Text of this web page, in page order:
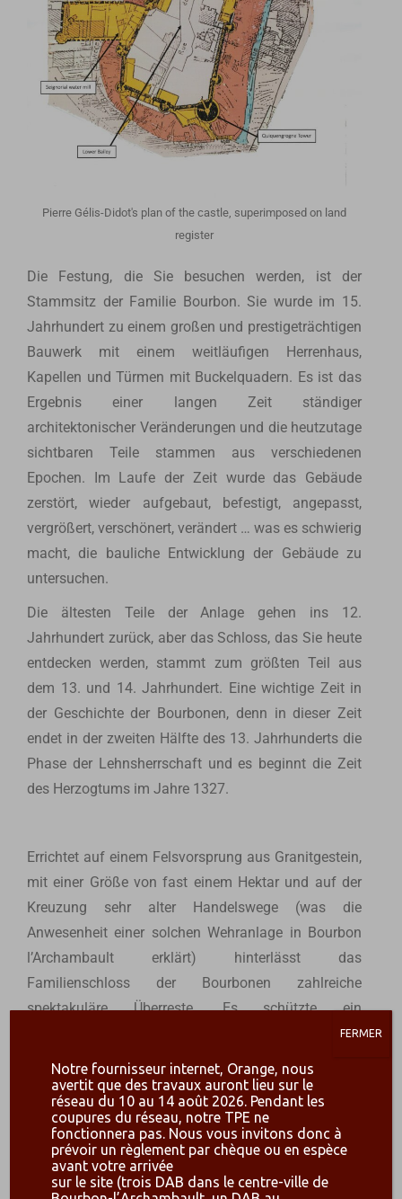
Pierre Gélis-Didot's plan of the castle, superimposed on land
register
Die Festung, die Sie besuchen werden, ist der
Stammsitz der Familie Bourbon. Sie wurde im 15.
Jahrhundert zu einem großen und prestigeträchtigen
Bauwerk mit einem weitläufigen Herrenhaus,
Kapellen und Türmen mit Buckelquadern. Es ist das
Ergebnis einer langen Zeit ständiger
architektonischer Veränderungen und die heutzutage
sichtbaren Teile stammen aus verschiedenen
Epochen. Im Laufe der Zeit wurde das Gebäude
zerstört, wieder aufgebaut, befestigt, angepasst,
vergrößert, verschönert, verändert … was es schwierig
macht, die bauliche Entwicklung der Gebäude zu
untersuchen.
Die ältesten Teile der Anlage gehen ins 12.
Jahrhundert zurück, aber das Schloss, das Sie heute
entdecken werden, stammt zum größten Teil aus
dem 13. und 14. Jahrhundert. Eine wichtige Zeit in
der Geschichte der Bourbonen, denn in dieser Zeit
endet in der zweiten Hälfte des 13. Jahrhunderts die
Phase der Lehnsherrschaft und es beginnt die Zeit
des Herzogtums im Jahre 1327.
Errichtet auf einem Felsvorsprung aus Granitgestein,
mit einer Größe von fast einem Hektar und auf der
Kreuzung sehr alter Handelswege (was die
Anwesenheit einer solchen Wehranlage in Bourbon
l’Archambault erklärt) hinterlässt das
Familienschloss der Bourbonen zahlreiche
spektakuläre Überreste. Es schützte ein
mittelalterliches Dorf im Osten, das sich zu Füßen
Die Vorfahren der Bourbonen integrierten in der Mitte
des 10. Jahrhunderts das Castrum Carolingien, das
sich auf dem Felsen von Bourbon befand in ihren
Notre fournisseur internet, Orange, nous
avertit que des travaux auront lieu sur le
réseau du 10 au 14 août 2026. Pendant les
coupures du réseau, notre TPE ne
fonctionnera pas. Nous vous invitons donc à
prévoir un règlement par chèque ou en espèce
avant votre arrivée
sur le site (trois DAB dans le centre-ville de
FERMER